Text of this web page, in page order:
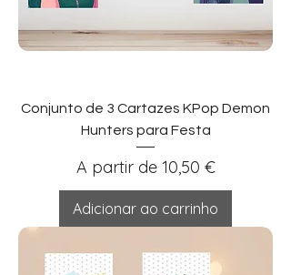
Conjunto de 3 Cartazes KPop Demon
Hunters para Festa
A partir de 10,50 €
Preço promocional
Adicionar ao carrinho